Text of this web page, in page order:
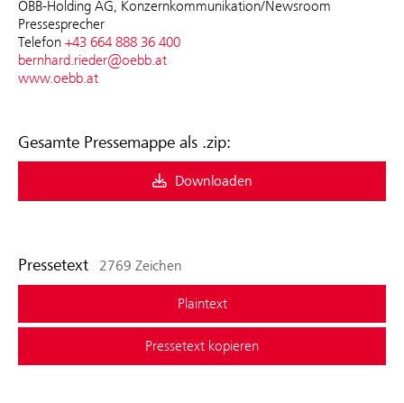
ÖBB-Holding AG, Konzernkommunikation/Newsroom
Pressesprecher
Telefon +43 664 888 36 400
bernhard.rieder@oebb.at
www.oebb.at
Gesamte Pressemappe als .zip:
Downloaden
Pressetext 2769 Zeichen
Plaintext
Pressetext kopieren